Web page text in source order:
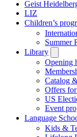
Geist
LIZ
Children’s
Summer
Library
Opening
Catalog
Offers
US
Event
Language
Kids &